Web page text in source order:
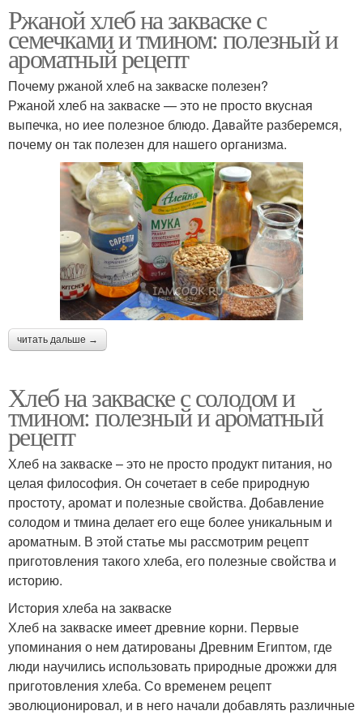
Ржаной хлеб на закваске с
семечками и тмином: полезный и
ароматный рецепт
Почему ржаной хлеб на закваске полезен?
Ржаной хлеб на закваске — это не просто вкусная
выпечка, но иее полезное блюдо. Давайте разберемся,
почему он так полезен для нашего организма.
читать дальше →
Хлеб на закваске с солодом и
тмином: полезный и ароматный
рецепт
Хлеб на закваске – это не просто продукт питания, но
целая философия. Он сочетает в себе природную
простоту, аромат и полезные свойства. Добавление
солодом и тмина делает его еще более уникальным и
ароматным. В этой статье мы рассмотрим рецепт
приготовления такого хлеба, его полезные свойства и
историю.
История хлеба на закваске
Хлеб на закваске имеет древние корни. Первые
упоминания о нем датированы Древним Египтом, где
люди научились использовать природные дрожжи для
приготовления хлеба. Со временем рецепт
эволюционировал, и в него начали добавлять различные